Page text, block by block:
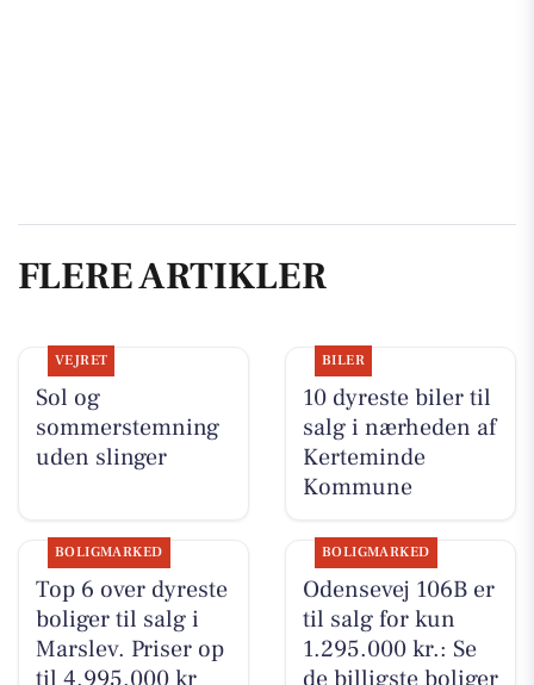
FLERE ARTIKLER
VEJRET
Sol og
sommerstemning
uden slinger
BILER
10 dyreste biler til
salg i nærheden af
Kerteminde
Kommune
BOLIGMARKED
Top 6 over dyreste
boliger til salg i
Marslev. Priser op
BOLIGMARKED
Odensevej 106B er
til salg for kun
1.295.000 kr.: Se